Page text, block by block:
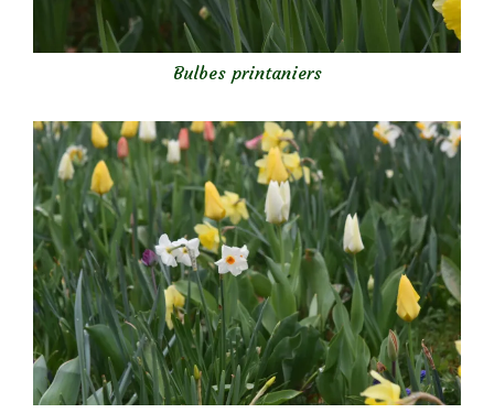
Bulbes printaniers